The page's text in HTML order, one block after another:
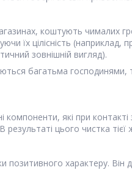
коштують чималих
їх цілісність
зовнішній вигляд).
багатьма
компоненти, які при
результаті цього чистка
позитивного характеру.